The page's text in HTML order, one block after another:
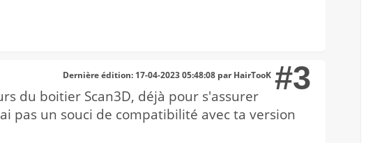
#3
Dernière édition: 17-04-2023 05:48:08 par HairTooK
du boitier Scan3D, déjà pour s'assurer
pas un souci de compatibilité avec ta version